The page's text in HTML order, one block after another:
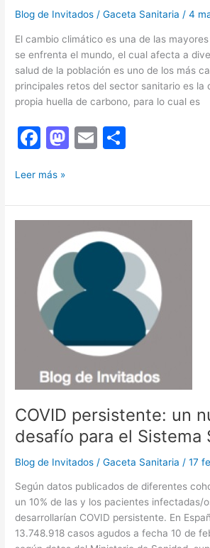
Blog de Invitados /Gaceta Sanitaria /4
El cambio climático es una de las
se enfrenta el mundo, el cual afecta a
salud de la población es uno de los más
principales retos del sector sanitario es la
propia huella de carbono, para lo cual es
F
c
e
b
o
o
k
M
o
d
o
n
E
l
p
ar
tir
Cambio
en
el
sanitario:
concienciación
Leer más »
COVID persistente: un
desafío para el Sistema
Blog de Invitados /Gaceta Sanitaria /17
Según datos publicados de diferentes
un 10% de las y los pacientes infectadas/
desarrollarían COVID persistente. En
13.748.918 casos agudos a fecha 10 de